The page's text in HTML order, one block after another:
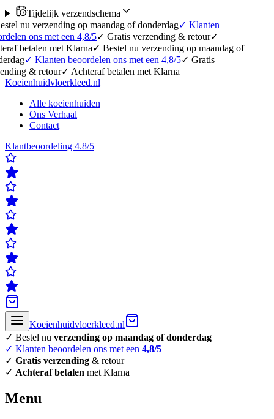
Tijdelijk verzendschema
op maandag of donderdag✓Klanten
een 4,8/5✓Gratis verzending & retour✓
met Klarna ✓Bestel nu verzending op maandag of
beoordelen ons met een 4,8/5✓Gratis
✓ Achteraf betalen met Klarna
Koeienhuidvloerkleed.nl
Alle koeienhuiden
Ons Verhaal
Contact
Klantbeoordeling 4.8/5
Koeienhuidvloerkleed.nl
✓ Bestel nu verzending op maandag of donderdag
✓ Klanten beoordelen ons met een 4,8/5
✓ Gratis verzending & retour
✓ Achteraf betalen met Klarna
Menu